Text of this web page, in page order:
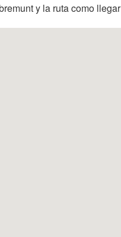
y la ruta como llegar